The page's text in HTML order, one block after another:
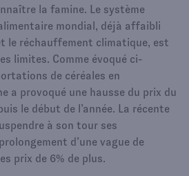
la famine. Le système
mondial, déjà affaibli
le réchauffement climatique, est
limites. Comme évoqué ci-
de céréales en
a provoqué une hausse du prix du
le début de l’année. La récente
à son tour ses
d’une vague de
prix de 6% de plus.